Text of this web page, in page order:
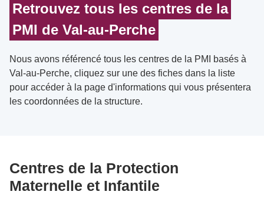
Retrouvez tous les centres de la
PMI de Val-au-Perche
Nous avons référencé tous les centres de la PMI basés à
Val-au-Perche, cliquez sur une des fiches dans la liste
pour accéder à la page d'informations qui vous présentera
les coordonnées de la structure.
Centres de la Protection
Maternelle et Infantile